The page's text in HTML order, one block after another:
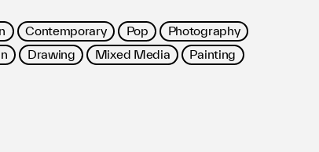
Contemporary Pop
Photography
Drawing Mixed Media Painting